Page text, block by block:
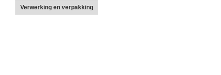
Verwerking en verpakking